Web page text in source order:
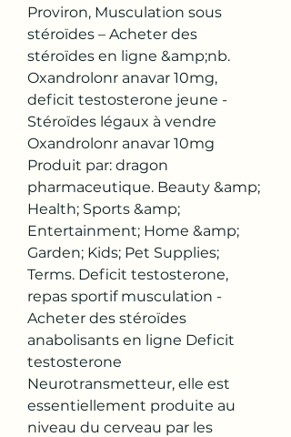
Proviron, Musculation sous
stéroïdes – Acheter des
stéroïdes en ligne &amp;nb.
Oxandrolonr anavar 10mg,
deficit testosterone jeune -
Stéroïdes légaux à vendre
Oxandrolonr anavar 10mg
Produit par: dragon
pharmaceutique. Beauty &amp;
Health; Sports &amp;
Entertainment; Home &amp;
Garden; Kids; Pet Supplies;
Terms. Deficit testosterone,
repas sportif musculation -
Acheter des stéroïdes
anabolisants en ligne Deficit
testosterone
Neurotransmetteur, elle est
essentiellement produite au
niveau du cerveau par les